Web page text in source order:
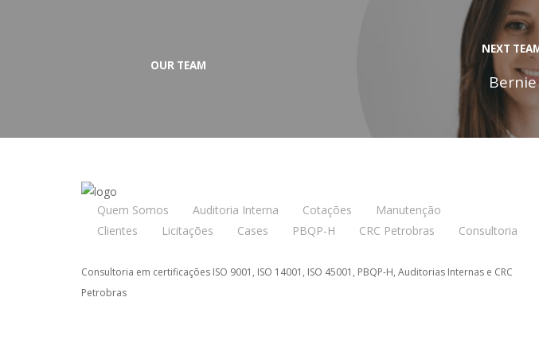
OUR TEAM
NEXT
Quem Somos Auditoria Interna Cotações
Manutenção
Clientes
Licitações Cases PBQP-H CRC Petrobras Consultoria
Consultoria em certificações ISO 9001, ISO 14001, ISO 45001, PBQP-H, Auditorias Internas e CRC
Petrobras